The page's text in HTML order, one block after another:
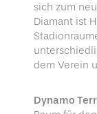
sich zum
Diamant ist
dem Verein
Dynamo